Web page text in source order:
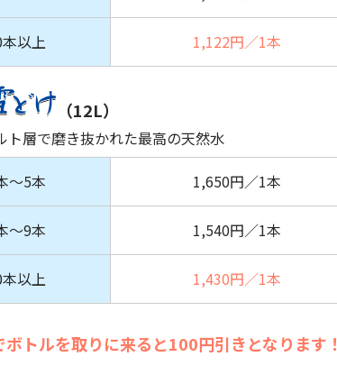
以上 1,122円／1本
（12L）
ト層で磨き抜かれた最高の天然水
〜5本
1,650円／1本
〜9本 1,540円／1本
以上 1,430円／1本
ボトルを取りに来ると100円引きとなります！